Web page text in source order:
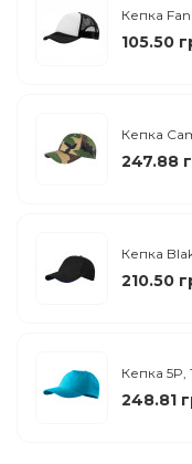
Кепка
105.50
Кепка
247.88
Кепка
210.50
Кепка
248.81